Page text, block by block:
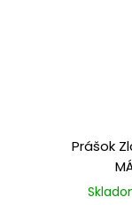
Prášok